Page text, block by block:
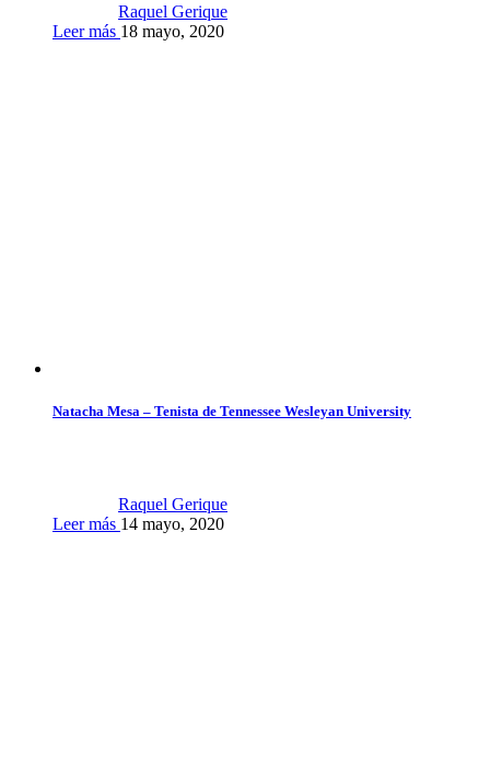
Raquel Gerique
Leer más 18 mayo, 2020
Natacha Mesa – Tenista de Tennessee Wesleyan University
Raquel Gerique
Leer más 14 mayo, 2020